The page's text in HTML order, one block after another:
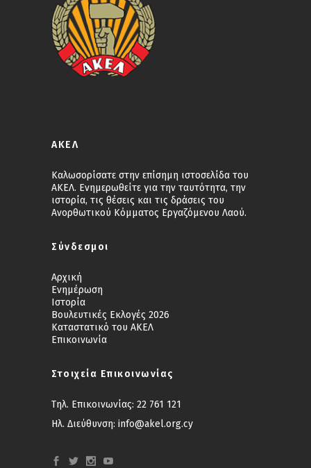
ΑΚΕΛ
Καλωσορίσατε στην επίσημη ιστοσελίδα του
ΑΚΕΛ. Ενημερωθείτε για την ταυτότητα, την
ιστορία, τις θέσεις και τις δράσεις του
Ανορθωτικού Κόμματος Εργαζόμενου Λαού.
Σύνδεσμοι
Αρχική
Ενημέρωση
Ιστορία
Βουλευτικές Εκλογές 2026
Καταστατικό του ΑΚΕΛ
Επικοινωνία
Στοιχεία Επικοινωνίας
Τηλ. Επικοινωνίας: 22 761 121
Ηλ. Διεύθυνση: info@akel.org.cy